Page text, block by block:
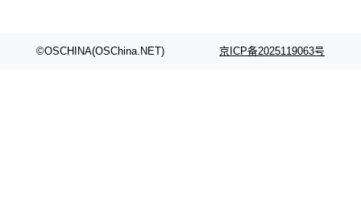
©OSCHINA(OSChina.NET) 京ICP备2025119063号